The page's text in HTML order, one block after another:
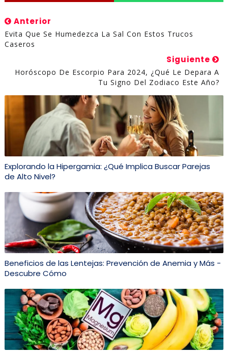
Anterior
Evita Que Se Humedezca La Sal Con Estos Trucos
Caseros
Siguiente
Horóscopo De Escorpio Para 2024, ¿qué Le Depara A
Tu Signo Del Zodiaco Este Año?
Explorando la Hipergamia: ¿Qué Implica Buscar Parejas
de Alto Nivel?
Beneficios de las Lentejas: Prevención de Anemia y Más -
Descubre Cómo